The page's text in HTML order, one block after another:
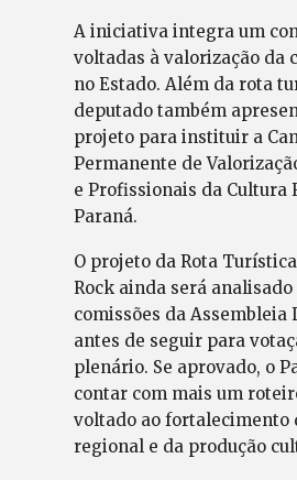
A iniciativa integra um
voltadas à valorização da
no Estado. Além da rota
deputado também
projeto para instituir a
Permanente de
e Profissionais da Cultura
Paraná.
O projeto da Rota
Rock ainda será analisado
comissões da Assembleia
antes de seguir para
plenário. Se aprovado, o
contar com mais um
voltado ao fortalecimento
regional e da produção